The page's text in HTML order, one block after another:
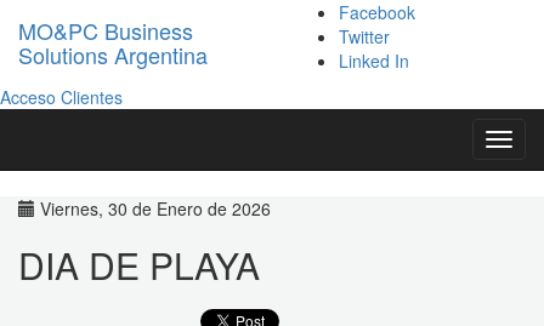
MO&PC Business
Solutions Argentina
Facebook
Twitter
Linked In
Acceso Clientes
Viernes, 30 de Enero de 2026
DIA DE PLAYA